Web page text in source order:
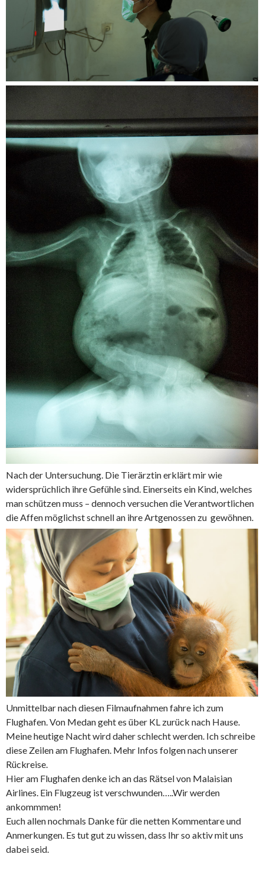
Nach der Untersuchung. Die Tierärztin erklärt mir wie
widersprüchlich ihre Gefühle sind. Einerseits ein Kind, welches
man schützen muss – dennoch versuchen die Verantwortlichen
die Affen möglichst schnell an ihre Artgenossen zu gewöhnen.
Unmittelbar nach diesen Filmaufnahmen fahre ich zum
Flughafen. Von Medan geht es über KL zurück nach Hause.
Meine heutige Nacht wird daher schlecht werden. Ich schreibe
diese Zeilen am Flughafen. Mehr Infos folgen nach unserer
Rückreise.
Hier am Flughafen denke ich an das Rätsel von Malaisian
Airlines. Ein Flugzeug ist verschwunden…..Wir werden
ankommmen!
Euch allen nochmals Danke für die netten Kommentare und
Anmerkungen. Es tut gut zu wissen, dass Ihr so aktiv mit uns
dabei seid.